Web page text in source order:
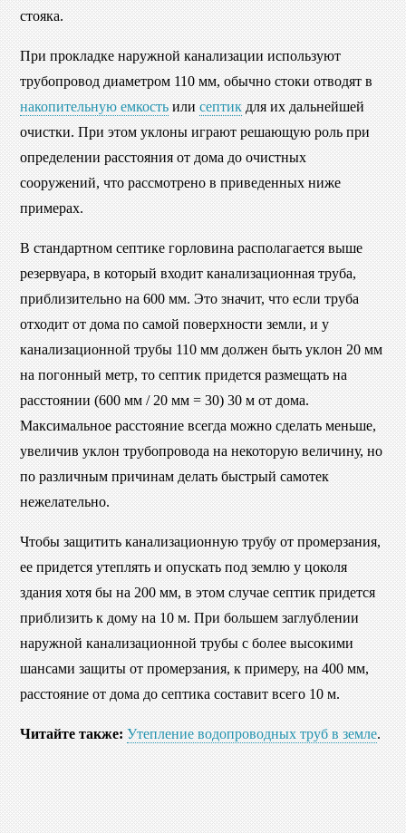
стояка.
При прокладке наружной канализации используют
трубопровод диаметром 110 мм, обычно стоки отводят в
накопительную емкость или септик для их дальнейшей
очистки. При этом уклоны играют решающую роль при
определении расстояния от дома до очистных
сооружений, что рассмотрено в приведенных ниже
примерах.
В стандартном септике горловина располагается выше
резервуара, в который входит канализационная труба,
приблизительно на 600 мм. Это значит, что если труба
отходит от дома по самой поверхности земли, и у
канализационной трубы 110 мм должен быть уклон 20 мм
на погонный метр, то септик придется размещать на
расстоянии (600 мм / 20 мм = 30) 30 м от дома.
Максимальное расстояние всегда можно сделать меньше,
увеличив уклон трубопровода на некоторую величину, но
по различным причинам делать быстрый самотек
нежелательно.
Чтобы защитить канализационную трубу от промерзания,
ее придется утеплять и опускать под землю у цоколя
здания хотя бы на 200 мм, в этом случае септик придется
приблизить к дому на 10 м. При большем заглублении
наружной канализационной трубы с более высокими
шансами защиты от промерзания, к примеру, на 400 мм,
расстояние от дома до септика составит всего 10 м.
Читайте также: Утепление водопроводных труб в земле.